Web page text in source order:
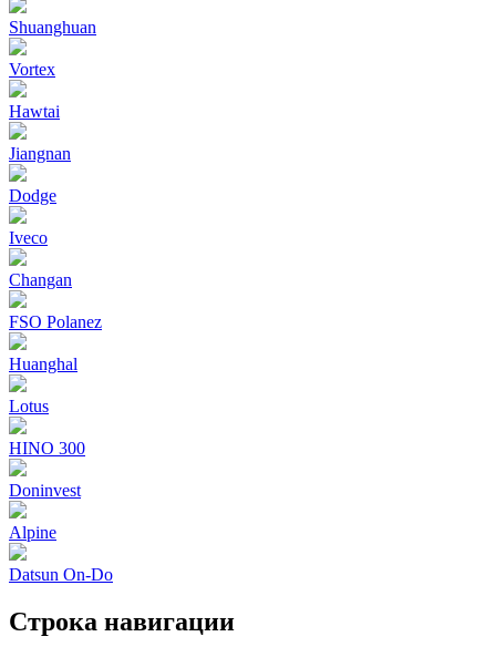
Shuanghuan
Vortex
Hawtai
Jiangnan
Dodge
Iveco
Changan
FSO Polanez
Huanghal
Lotus
HINO 300
Doninvest
Alpine
Datsun On-Do
Строка навигации